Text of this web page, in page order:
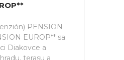
PENSION
EUROP** sa
Diakovce a
terasu a